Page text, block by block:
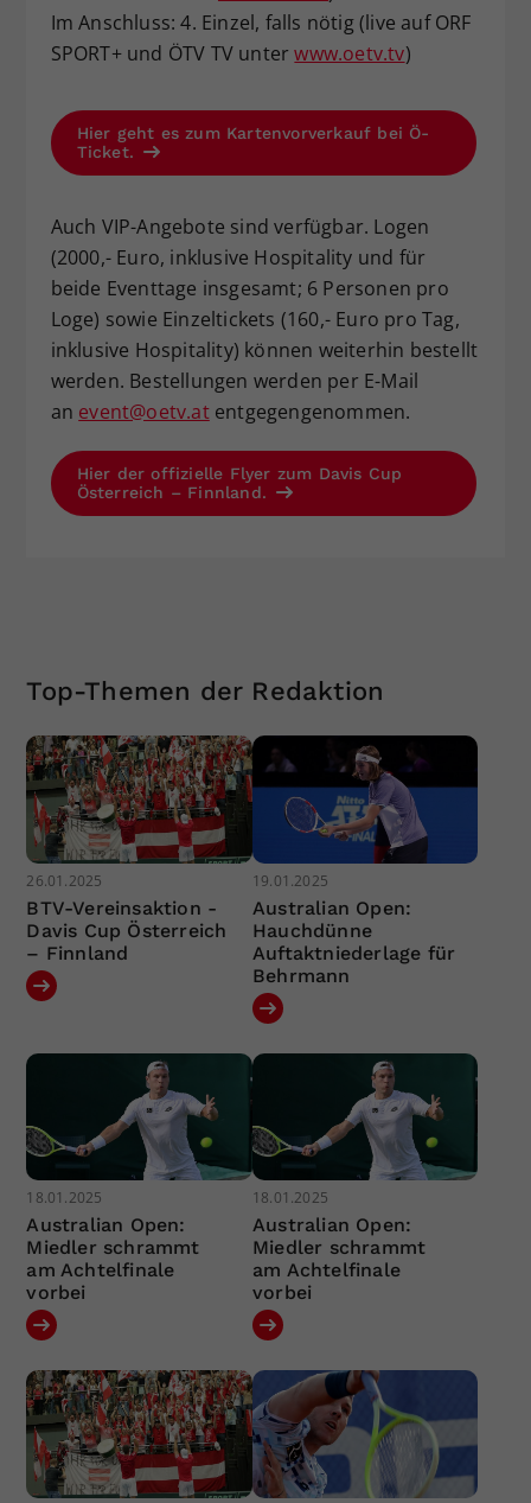
Im Anschluss: 4. Einzel, falls nötig (live auf ORF
SPORT+ und ÖTV TV unterwww.oetv.tv)
Hier geht es zum Kartenvorverkauf bei Ö-
Ticket.
Auch VIP-Angebote sind verfügbar. Logen
(2000,- Euro, inklusive Hospitality und für
beide Eventtage insgesamt; 6 Personen pro
Loge) sowie Einzeltickets (160,- Euro pro Tag,
inklusive Hospitality) können weiterhin bestellt
werden. Bestellungen werden per E-Mail
an event@oetv.atentgegengenommen.
Hier der offizielle Flyer zum Davis Cup
Österreich – Finnland.
Top-Themen der Redaktion
26.01.2025
BTV-Vereinsaktion -
Davis Cup Österreich
– Finnland
19.01.2025
Australian Open:
Hauchdünne
Auftaktniederlage für
Behrmann
18.01.2025
Australian Open:
Miedler schrammt
am Achtelfinale
vorbei
18.01.2025
Australian Open:
Miedler schrammt
am Achtelfinale
vorbei